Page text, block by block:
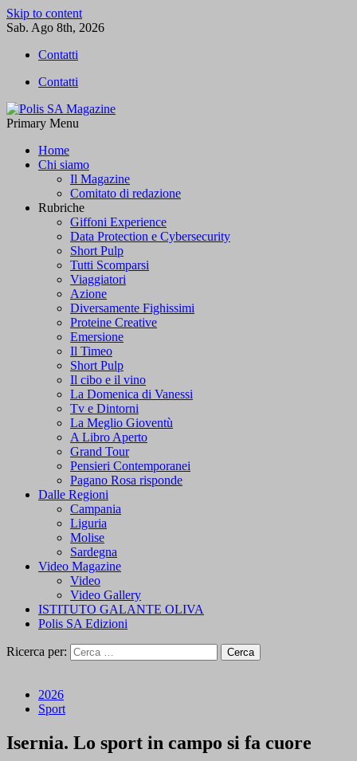
Skip to content
Sab. Ago 8th, 2026
Contatti
Contatti
Primary Menu
Home
Chi siamo
Il Magazine
Comitato di redazione
Rubriche
Giffoni Experience
Data Protection e Cybersecurity
Short Pulp
Tutti Scomparsi
Viaggiatori
Azione
Diversamente Fighissimi
Proteine Creative
Emersione
Il Timeo
Short Pulp
Il cibo e il vino
La Domenica di Vanessi
Tv e Dintorni
La Meglio Gioventù
A Libro Aperto
Grand Tour
Pensieri Contemporanei
Pagano Rosa risponde
Dalle Regioni
Campania
Liguria
Molise
Sardegna
Video Magazine
Video
Video Gallery
ISTITUTO GALANTE OLIVA
Polis SA Edizioni
Ricerca per:
2026
Sport
Isernia. Lo sport in campo si fa cuore